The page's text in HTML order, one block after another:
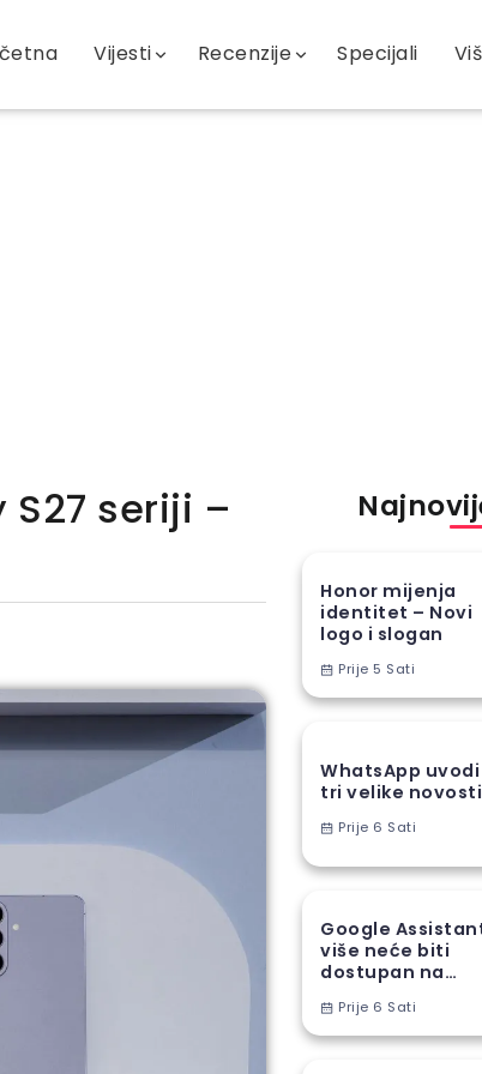
Vijesti Recenzije Specijali
seriji –
Honor mijenja
identitet – Novi
logo i slogan
Prije 5 Sati
WhatsApp uvodi
tri velike novosti
Prije 6 Sati
Google
više neće biti
dostupan na
telefonima
Prije 6 Sati